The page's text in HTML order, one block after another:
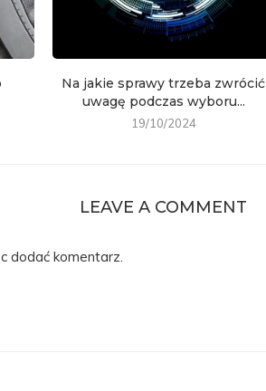
Na jakie sprawy trzeba zwrócić
uwagę podczas wyboru...
19/10/2024
LEAVE A COMMENT
dodać komentarz.